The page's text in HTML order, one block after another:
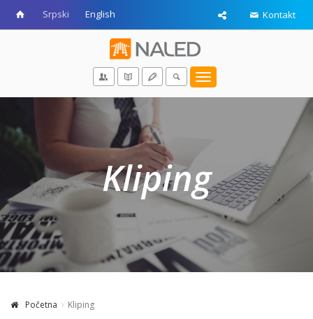
Srpski English Kontakt
Toggle
navigation
Kliping
Početna
Kliping